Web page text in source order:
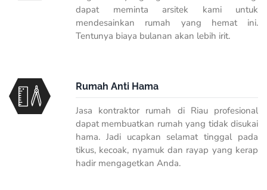
dapat meminta arsitek kami untuk
mendesainkan rumah yang hemat ini.
Tentunya biaya bulanan akan lebih irit.
Rumah Anti Hama
Jasa kontraktor rumah di Riau profesional
dapat membuatkan rumah yang tidak disukai
hama. Jadi ucapkan selamat tinggal pada
tikus, kecoak, nyamuk dan rayap yang kerap
hadir mengagetkan Anda.